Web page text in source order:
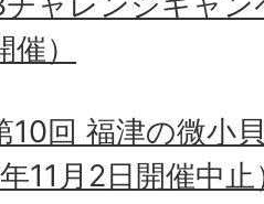
）
10回 福津の微小
11月2日開催中止